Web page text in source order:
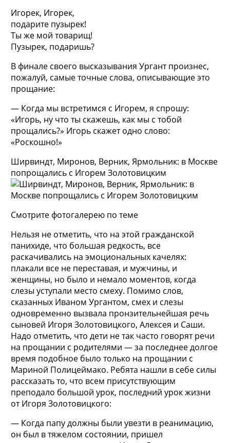
Игорек, Игорек,
подарите пузырек!
Ты же мой товарищ!
Пузырек, подаришь?
В финале своего высказывания Ургант произнес,
пожалуй, самые точные слова, описывающие это
прощание:
— Когда мы встретимся с Игорем, я спрошу:
«Игорь, ну что ты скажешь, как мы с тобой
прощались?» Игорь скажет одно слово:
«Роскошно!»
Ширвиндт, Миронов, Верник, Ярмольник: в Москве
попрощались с Игорем Золотовицким
Смотрите фотогалерею по теме
Нельзя не отметить, что на этой гражданской
панихиде, что большая редкость, все
раскачивались на эмоциональных качелях:
плакали все не переставая, и мужчины, и
женщины, но было и немало моментов, когда
слезы уступали место смеху. Помимо слов,
сказанных Иваном Ургантом, смех и слезы
одновременно вызвала пронзительнейшая речь
сыновей Игоря Золотовицкого, Алексея и Саши.
Надо отметить, что дети не так часто говорят речи
на прощании с родителями — за последнее долгое
время подобное было только на прощании с
Мариной Полицеймако. Ребята нашли в себе силы
рассказать то, что всем присутствующим
преподало большой урок, последний урок жизни
от Игоря Золотовицкого:
— Когда папу должны были увезти в реанимацию,
он был в тяжелом состоянии, пришел